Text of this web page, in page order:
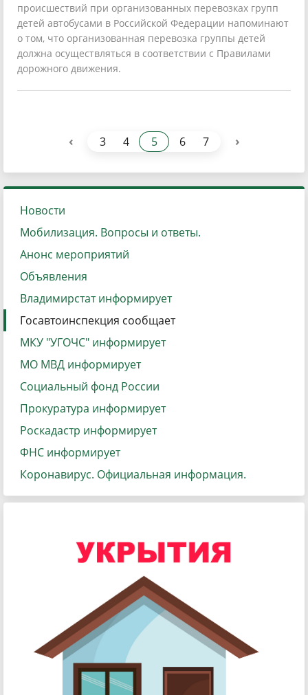
происшествий при организованных перевозках групп
детей автобусами в Российской Федерации напоминают
о том, что организованная перевозка группы детей
должна осуществляться в соответствии с Правилами
дорожного движения.
‹ 3 4 5 6 7 ›
Новости
Мобилизация. Вопросы и ответы.
Анонс мероприятий
Объявления
Владимирстат информирует
Госавтоинспекция сообщает
МКУ "УГОЧС" информирует
МО МВД информирует
Социальный фонд России
Прокуратура информирует
Роскадастр информирует
ФНС информирует
Коронавирус. Официальная информация.